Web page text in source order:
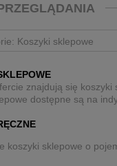
Koszyki sklepowe
znajdują się koszyki
dostępne są na
koszyki sklepowe o